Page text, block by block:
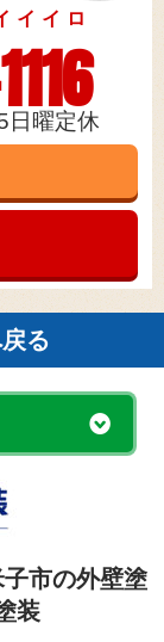
イロ
日曜定休
る
市の外壁塗
ま塗装